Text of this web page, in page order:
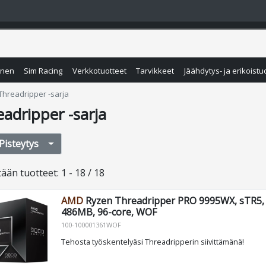
Sim Racing Verkkotuotteet Tarvikkeet Jäähdytys- ja
-sarja
-sarja
Pisteytys
tuotteet: 1 - 18 / 18
AMDRyzen Threadripper PRO 9995WX, sTR5,
486MB, 96-core, WOF
100-100001361WOF
Tehosta työskentelyäsi Threadripperin siivittämänä!